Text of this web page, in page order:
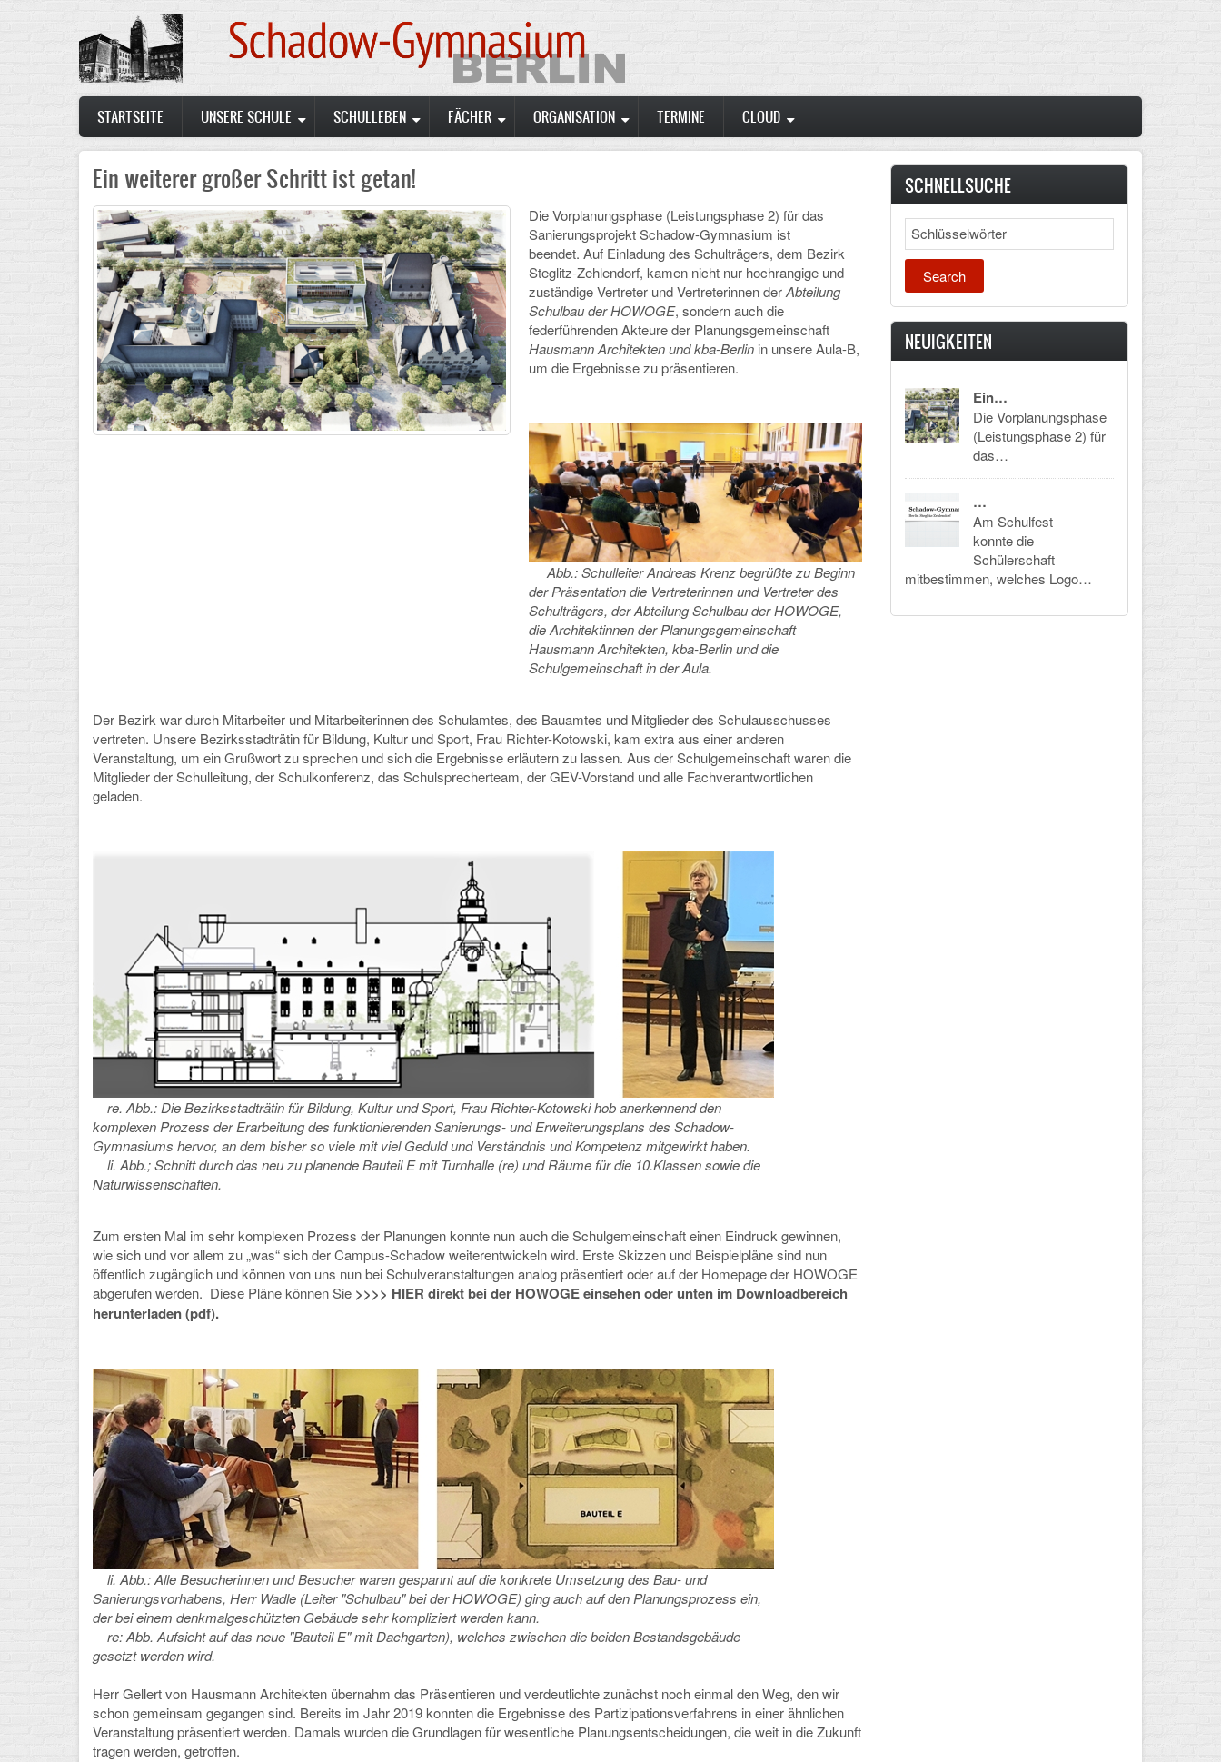
Main
navigation
STARTSEITE UNSERE SCHULE SCHULLEBEN FÄCHER ORGANISATION TERMINE CLOUD
Ein weiterer großer Schritt ist getan!
Die Vorplanungsphase (Leistungsphase 2) für das
Sanierungsprojekt Schadow-Gymnasium ist
beendet. Auf Einladung des Schulträgers, dem Bezirk
Steglitz-Zehlendorf, kamen nicht nur hochrangige und
zuständige Vertreter und Vertreterinnen derAbteilung
Schulbau der HOWOGE, sondern auch die
federführenden Akteure der Planungsgemeinschaft
Hausmann Architekten und kba-Berlin in unsere Aula-B,
um die Ergebnisse zu präsentieren.
Abb.: Schulleiter Andreas Krenz begrüßte zu Beginn
der Präsentation die Vertreterinnen und Vertreter des
Schulträgers, der Abteilung Schulbau der HOWOGE,
die Architektinnen der Planungsgemeinschaft
Hausmann Architekten, kba-Berlin und die
Schulgemeinschaft in der Aula.
Der Bezirk war durch Mitarbeiter und Mitarbeiterinnen des Schulamtes, des Bauamtes und Mitglieder des Schulausschusses
vertreten. Unsere Bezirksstadträtin für Bildung, Kultur und Sport, Frau Richter-Kotowski, kam extra aus einer anderen
Veranstaltung, um ein Grußwort zu sprechen und sich die Ergebnisse erläutern zu lassen. Aus der Schulgemeinschaft waren die
Mitglieder der Schulleitung, der Schulkonferenz, das Schulsprecherteam, der GEV-Vorstand und alle Fachverantwortlichen
geladen.
re. Abb.: Die Bezirksstadträtin für Bildung, Kultur und Sport, Frau Richter-Kotowski hob anerkennend den
komplexen Prozess der Erarbeitung des funktionierenden Sanierungs- und Erweiterungsplans des Schadow-
Gymnasiums hervor, an dem bisher so viele mit viel Geduld und Verständnis und Kompetenz mitgewirkt haben.
li. Abb.; Schnitt durch das neu zu planende Bauteil E mit Turnhalle (re) und Räume für die 10.Klassen sowie die
Naturwissenschaften.
Zum ersten Mal im sehr komplexen Prozess der Planungen konnte nun auch die Schulgemeinschaft einen Eindruck gewinnen,
wie sich und vor allem zu „was“ sich der Campus-Schadow weiterentwickeln wird. Erste Skizzen und Beispielpläne sind nun
öffentlich zugänglich und können von uns nun bei Schulveranstaltungen analog präsentiert oder auf der Homepage der HOWOGE
abgerufen werden. Diese Pläne können Sie >>>> HIER direkt bei der HOWOGE einsehenoder unten im Downloadbereich
herunterladen (pdf).
li. Abb.: Alle Besucherinnen und Besucher waren gespannt auf die konkrete Umsetzung des Bau- und
Sanierungsvorhabens, Herr Wadle (Leiter "Schulbau" bei der HOWOGE) ging auch auf den Planungsprozess ein,
der bei einem denkmalgeschützten Gebäude sehr kompliziert werden kann.
re: Abb. Aufsicht auf das neue "Bauteil E" mit Dachgarten), welches zwischen die beiden Bestandsgebäude
gesetzt werden wird.
Herr Gellert von Hausmann Architekten übernahm das Präsentieren und verdeutlichte zunächst noch einmal den Weg, den wir
schon gemeinsam gegangen sind. Bereits im Jahr 2019 konnten die Ergebnisse des Partizipationsverfahrens in einer ähnlichen
Veranstaltung präsentiert werden. Damals wurden die Grundlagen für wesentliche Planungsentscheidungen, die weit in die Zukunft
tragen werden, getroffen.
SCHNELLSUCHE
Search
NEUIGKEITEN
Ein…
Die Vorplanungsphase
(Leistungsphase 2) für
das…
…
Am Schulfest
konnte die
Schülerschaft
mitbestimmen, welches Logo…